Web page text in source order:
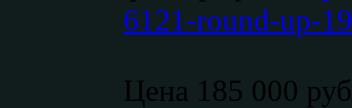
6121-round-up-
Цена 185 000